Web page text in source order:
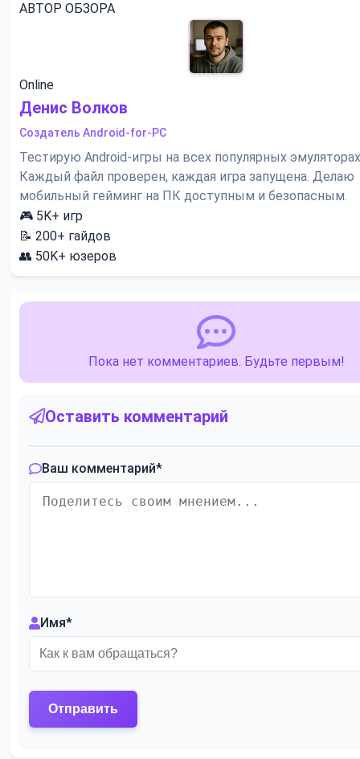
АВТОР ОБЗОРА
Online
Денис Волков
Создатель Android-for-PC
Тестирую Android-игры на всех популярных
Каждый файл проверен, каждая игра запущена. Делаю
мобильный гейминг на ПК доступным и безопасным.
🎮 5K+ игр
📝 200+ гайдов
👥 50K+ юзеров
Пока нет комментариев. Будьте первым!
Оставить комментарий
Ваш комментарий*
Имя*